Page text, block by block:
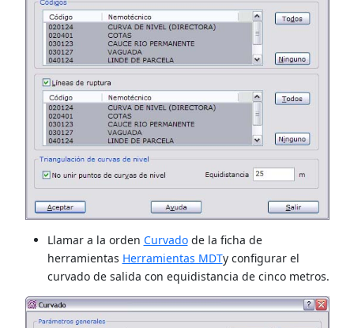
Llamar a la orden Curvadode la ficha de
herramientas Herramientas MDTy configurar el
curvado de salida con equidistancia de cinco metros.